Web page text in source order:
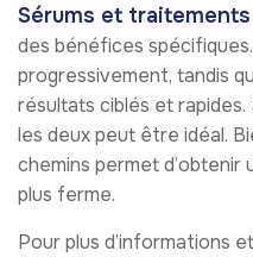
Sérums et
des bénéfices
progressivement, tandis
résultats ciblés et
les deux peut être idéal.
chemins permet d’obtenir
plus ferme.
Pour plus d’informations